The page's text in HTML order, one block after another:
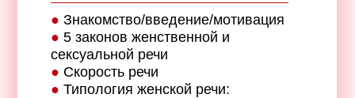
● Знакомство/введение/мотивация
● 5 законов женственной и
сексуальной речи
● Скорость речи
● Типология женской речи: